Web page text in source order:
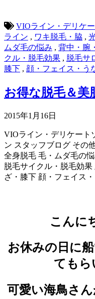
VIOライン・デリケ
ライン , ワキ脱毛・脇 ,
ムダ毛の悩み , 背中・腕
クル・脱毛効果 , 脱毛サ
膝下 , 顔・フェイス・う
お得な脱毛＆
2015年1月16日
VIOライン・デリケート
ン スタッフブログ その
全身脱毛 毛・ムダ毛の
脱毛サイクル・脱毛効果
ざ・膝下 顔・フェイス
こんに
お休みの日に
てもら
可愛い海鳥さ